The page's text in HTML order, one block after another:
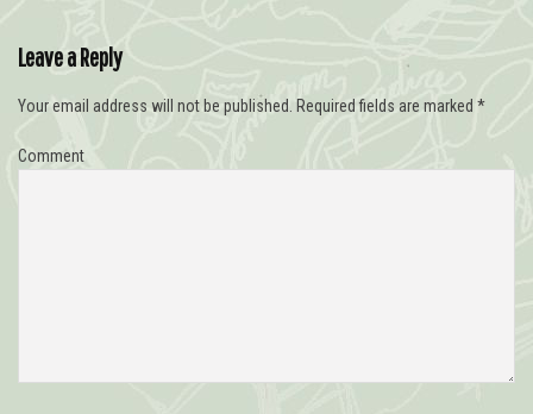
Leave a Reply
Your email address will not be published. Required fields are marked *
Comment